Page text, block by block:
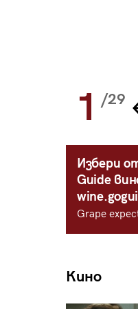
1 /29
Избери
Guide
Grape
Кино